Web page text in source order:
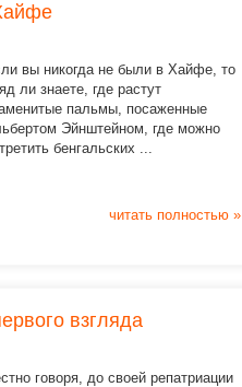
вы никогда не были в Хайфе, то
ли знаете, где растут
пальмы, посаженные
Эйнштейном, где можно
бенгальских ...
читать полностью »
взгляда
говоря, до своей репатриации